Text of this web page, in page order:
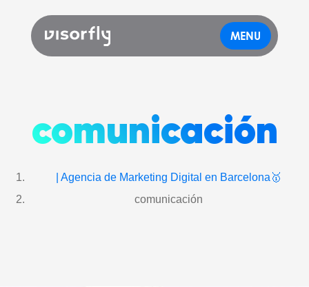
MENU
comunicación
| Agencia de Marketing Digital en Barcelona🥇
comunicación